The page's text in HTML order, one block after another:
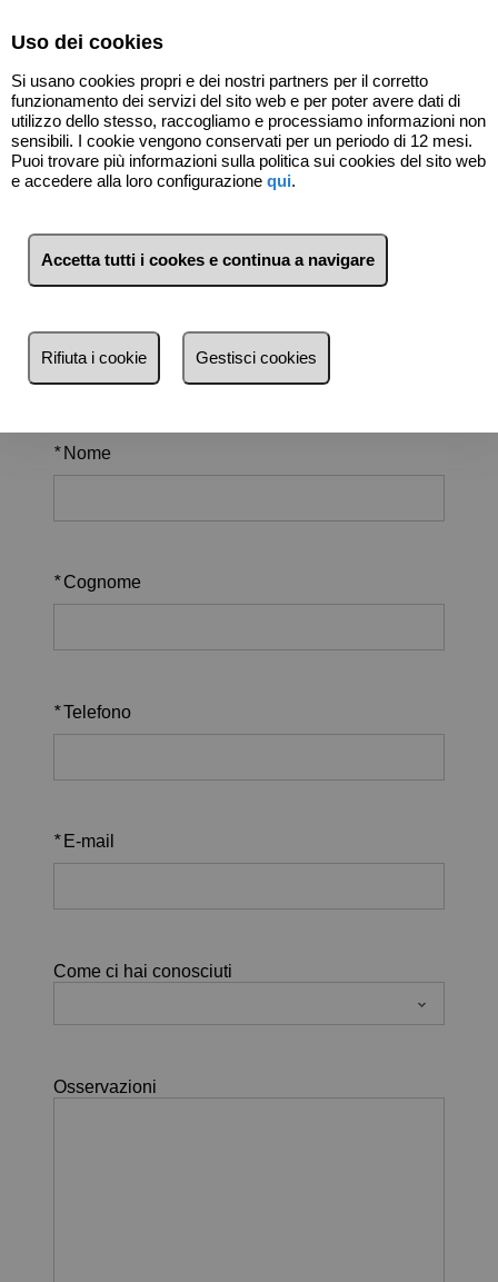
Dati personali
* Nome
* Cognome
*Telefono
* E-mail
Come ci hai conosciuti
Osservazioni
Uso dei cookies
Si usano cookies propri e dei nostri partners per il corretto
funzionamento dei servizi del sito web e per poter avere dati di
utilizzo dello stesso, raccogliamo e processiamo informazioni non
sensibili. I cookie vengono conservati per un periodo di 12 mesi.
Puoi trovare più informazioni sulla politica sui cookies del sito web
e accedere alla loro configurazione qui.
Accetta tutti i cookes e continua a navigare
Rifiuta i cookie Gestisci cookies